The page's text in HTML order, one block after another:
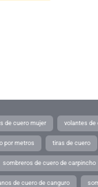
de cuero mujer volantes de
por metros tiras de cuero
sombreros de cuero de carpincho
de cuero de canguro